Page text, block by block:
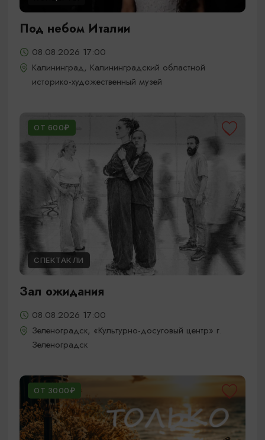
Под небом Италии
08.08.2026 17:00
Калининград, Калининградский областной
историко-художественный музей
ОТ 600₽
СПЕКТАКЛИ
Зал ожидания
08.08.2026 17:00
Зеленоградск, «Культурно-досуговый центр» г.
Зеленоградск
ОТ 3000₽